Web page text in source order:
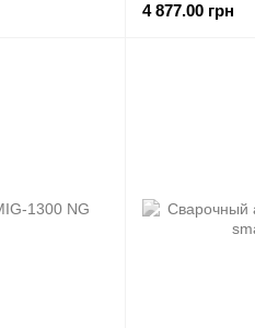
4 877.00 грн